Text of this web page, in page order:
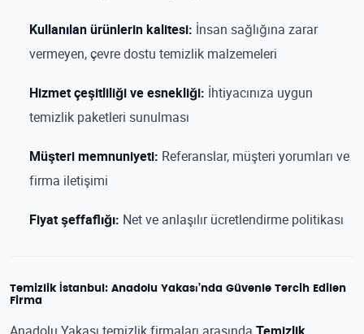
Kullanılan ürünlerin kalitesi: İnsan sağlığına zarar
vermeyen, çevre dostu temizlik malzemeleri
Hizmet çeşitliliği ve esnekliği: İhtiyacınıza uygun
temizlik paketleri sunulması
Müşteri memnuniyeti: Referanslar, müşteri yorumları ve
firma iletişimi
Fiyat şeffaflığı: Net ve anlaşılır ücretlendirme politikası
Temizlik İstanbul: Anadolu Yakası’nda Güvenle Tercih Edilen
Firma